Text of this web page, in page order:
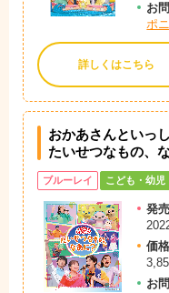
お
ポ
詳しくはこちら
おかあさんとい
たいせつなもの、
ブルーレイ こども・幼児
発
価
お